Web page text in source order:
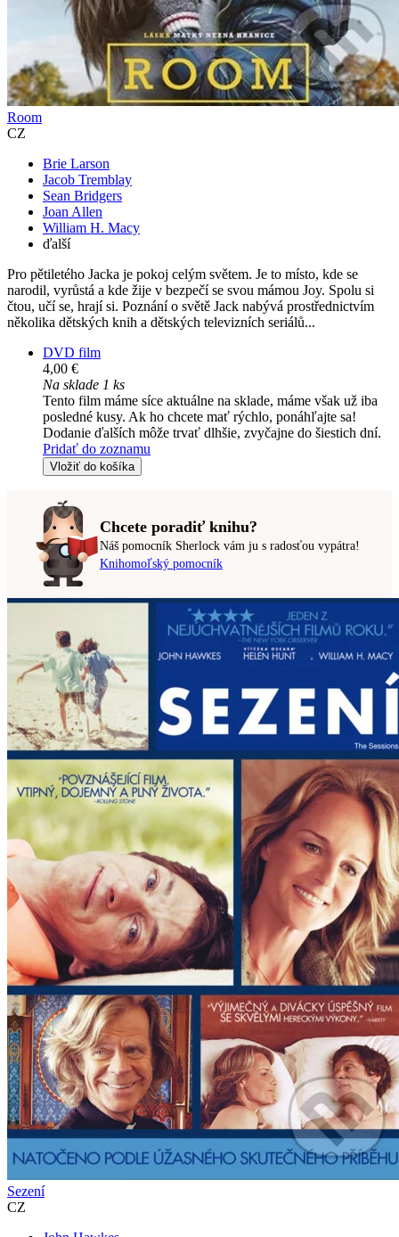
Room
CZ
Brie Larson
Jacob Tremblay
Sean Bridgers
Joan Allen
William H. Macy
ďalší
Pro pětiletého Jacka je pokoj celým světem. Je to místo, kde se
narodil, vyrůstá a kde žije v bezpečí se svou mámou Joy. Spolu si
čtou, učí se, hrají si. Poznání o světě Jack nabývá prostřednictvím
několika dětských knih a dětských televizních seriálů...
DVD film
4,00 €
Na sklade 1 ks
Tento film máme síce aktuálne na sklade, máme však už iba
posledné kusy. Ak ho chcete mať rýchlo, ponáhľajte sa!
Dodanie ďalších môže trvať dlhšie, zvyčajne do šiestich dní.
Pridať do zoznamu
Vložiť do košíka
Chcete poradiť knihu?
Náš pomocník Sherlock vám ju s radosťou vypátra!
Knihomoľský pomocník
Sezení
CZ